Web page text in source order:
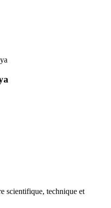
scientifique, technique et